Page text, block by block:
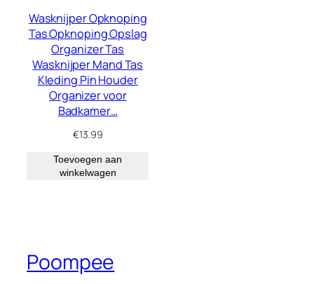
Wasknijper Opknoping
Tas Opknoping Opslag
Organizer Tas
Wasknijper Mand Tas
Kleding Pin Houder
Organizer voor
Badkamer…
€13.99
Toevoegen aan
winkelwagen
Poompee